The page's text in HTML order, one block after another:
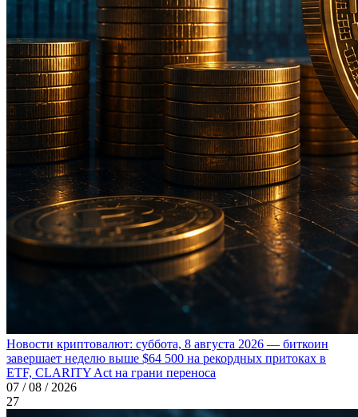
Новости криптовалют: суббота, 8 августа 2026 — биткоин
завершает неделю выше $64 500 на рекордных притоках в
ETF, CLARITY Act на грани переноса
07 / 08 / 2026
27